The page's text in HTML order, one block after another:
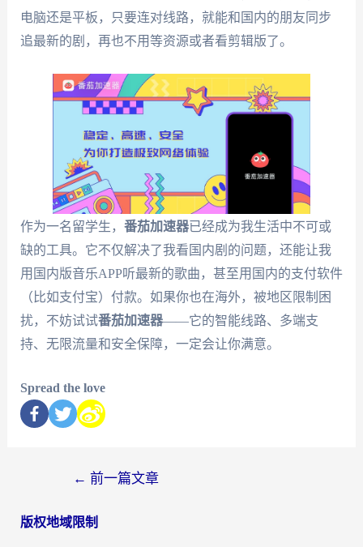
电脑还是平板，只要连对线路，就能和国内的朋友同步
追最新的剧，再也不用等资源或者看剪辑版了。
作为一名留学生， 番茄加速器已经成为我生活中不可或
缺的工具。它不仅解决了我看国内剧的问题，还能让我
用国内版音乐APP听最新的歌曲，甚至用国内的支付软件
（比如支付宝）付款。如果你也在海外，被地区限制困
扰，不妨试试番茄加速器——它的智能线路、多端支
持、无限流量和安全保障，一定会让你满意。
Spread the love
← 前一篇文章
版权地域限制